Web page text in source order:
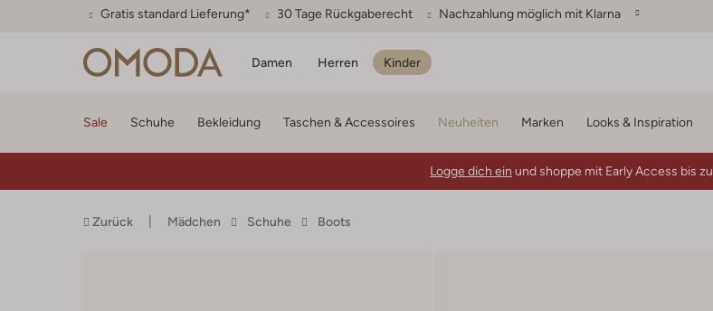
Gratis standard Lieferung* 30 Tage Rückgaberecht Nachzahlung möglich mit Klarna
Damen Herren Kinder
Sale Schuhe Bekleidung Taschen & Accessoires Neuheiten Marken Looks & Inspiration
Logge dich ein und shoppe mit Early Access bis zu
Zurück Mädchen Schuhe Boots